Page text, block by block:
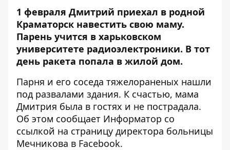
1 февраля Дмитрий приехал в родной
Краматорск навестить свою маму.
Парень учится в харьковском
университете радиоэлектроники. В тот
день ракета попала в жилой дом.
Парня и его соседа тяжелораненых нашли
под развалами здания. К счастью, мама
Дмитрия была в гостях и не пострадала.
Об этом сообщает Информатор со
ссылкой на страницу директора больницы
Мечникова в Facebook.